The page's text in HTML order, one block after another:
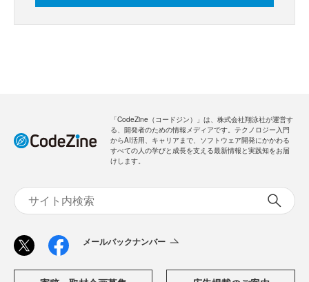
「CodeZine（コードジン）」は、株式会社翔泳社が運営す
る、開発者のための情報メディアです。テクノロジー入門
からAI活用、キャリアまで、ソフトウェア開発にかかわる
すべての人の学びと成長を支える最新情報と実践知をお届
けします。
メールバックナンバー